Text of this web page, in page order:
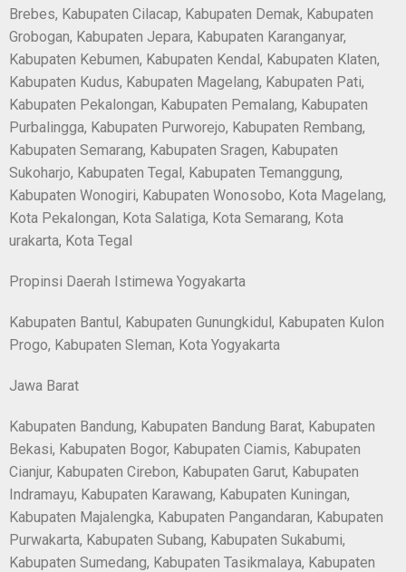
Brebes, Kabupaten Cilacap, Kabupaten Demak, Kabupaten
Grobogan, Kabupaten Jepara, Kabupaten Karanganyar,
Kabupaten Kebumen, Kabupaten Kendal, Kabupaten Klaten,
Kabupaten Kudus, Kabupaten Magelang, Kabupaten Pati,
Kabupaten Pekalongan, Kabupaten Pemalang, Kabupaten
Purbalingga, Kabupaten Purworejo, Kabupaten Rembang,
Kabupaten Semarang, Kabupaten Sragen, Kabupaten
Sukoharjo, Kabupaten Tegal, Kabupaten Temanggung,
Kabupaten Wonogiri, Kabupaten Wonosobo, Kota Magelang,
Kota Pekalongan, Kota Salatiga, Kota Semarang, Kota
urakarta, Kota Tegal
Propinsi Daerah Istimewa Yogyakarta
Kabupaten Bantul, Kabupaten Gunungkidul, Kabupaten Kulon
Progo, Kabupaten Sleman, Kota Yogyakarta
Jawa Barat
Kabupaten Bandung, Kabupaten Bandung Barat, Kabupaten
Bekasi, Kabupaten Bogor, Kabupaten Ciamis, Kabupaten
Cianjur, Kabupaten Cirebon, Kabupaten Garut, Kabupaten
Indramayu, Kabupaten Karawang, Kabupaten Kuningan,
Kabupaten Majalengka, Kabupaten Pangandaran, Kabupaten
Purwakarta, Kabupaten Subang, Kabupaten Sukabumi,
Kabupaten Sumedang, Kabupaten Tasikmalaya, Kabupaten